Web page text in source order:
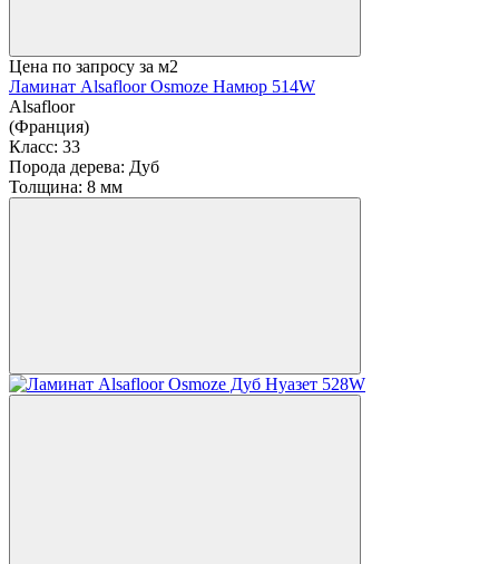
Цена по запросу за м2
Ламинат Alsafloor Osmoze Намюр 514W
Alsafloor
(Франция)
Класс: 33
Порода дерева: Дуб
Толщина: 8 мм